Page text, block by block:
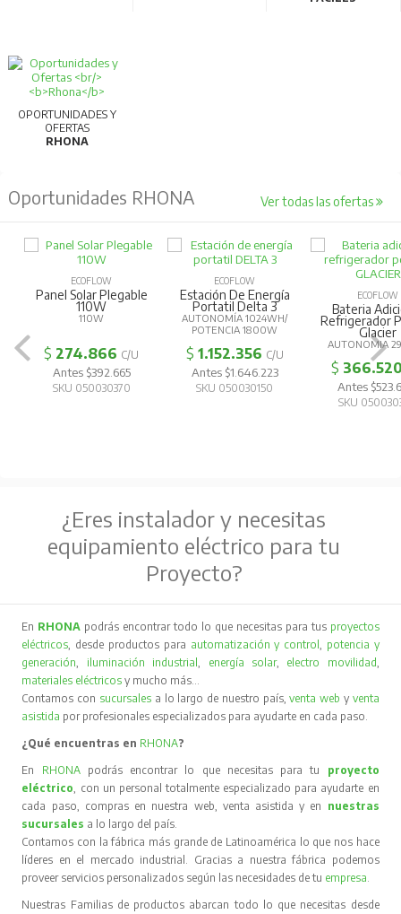
OPORTUNIDADES Y
OFERTAS
RHONA
Oportunidades RHONA Ver todas las ofertas
ECOFLOW
Panel Solar Plegable
110W
110W
$ 274.866 C/U
Antes $392.665
SKU 050030370
ECOFLOW
Estación De Energía
Portatil Delta 3
AUTONOMÍA 1024WH/
POTENCIA 1800W
$ 1.152.356 C/U
Antes $1.646.223
SKU 050030150
ECOFLOW
Bateria
Refrigerador
Glacier
AUTONOMIA
$
Antes
SKU
¿Eres instalador y necesitas
equipamiento eléctrico para tu
Proyecto?
En RHONA podrás encontrar todo lo que necesitas para tus proyectos
eléctricos , desde productos para automatización y control
potencia y
generación
iluminación industrial energía solar, electro movilidad
materiales eléctricos y mucho más…
Contamos con sucursales a lo largo de nuestro país,venta web y venta
asistida por profesionales especializados para ayudarte en cada paso.
¿Qué encuentras en RHONA?
En RHONA podrás encontrar lo que necesitas para tu proyecto
eléctrico , con un personal totalmente especializado para ayudarte en
cada paso, compras en nuestra web, venta asistida y en nuestras
sucursales a lo largo del país.
Contamos con la fábrica más grande de Latinoamérica lo que nos hace
líderes en el mercado industrial. Gracias a nuestra fábrica podemos
proveer servicios personalizados según las necesidades de tu empresa
Nuestras Familias de productos abarcan todo lo que necesitas desde